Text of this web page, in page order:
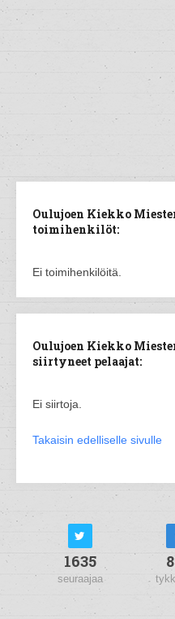
Oulujoen Kiekko
toimihenkilöt:
Ei toimihenkilöitä.
Oulujoen Kiekko
siirtyneet pelaajat:
Ei siirtoja.
Takaisin edelliselle sivulle
1635
seuraajaa